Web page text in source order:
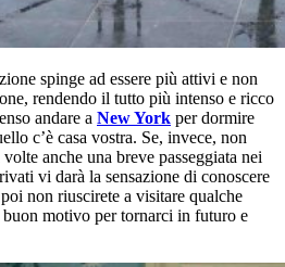
spinge ad essere più attivi e non
rendendo il tutto più intenso e ricco
andare a New York per dormire
c’è casa vostra. Se, invece, non
anche una breve passeggiata nei
vi darà la sensazione di conoscere
non riuscirete a visitare qualche
buon motivo per tornarci in futuro e